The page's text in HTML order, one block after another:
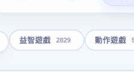
益智遊戲 2829 動作遊戲